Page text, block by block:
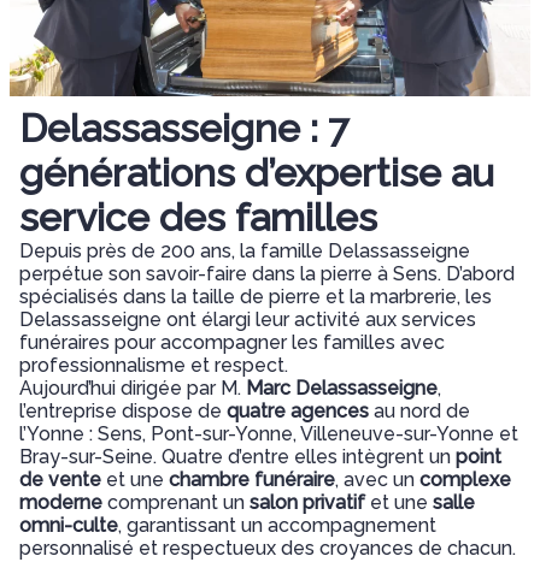
Delassasseigne : 7
générations d’expertise au
service des familles
Depuis près de 200 ans, la famille Delassasseigne
perpétue son savoir-faire dans la pierre à Sens. D’abord
spécialisés dans la taille de pierre et la marbrerie, les
Delassasseigne ont élargi leur activité aux services
funéraires pour accompagner les familles avec
professionnalisme et respect.
Aujourd’hui dirigée par M. Marc Delassasseigne,
l’entreprise dispose de quatre agences au nord de
l’Yonne : Sens, Pont-sur-Yonne, Villeneuve-sur-Yonne et
Bray-sur-Seine. Quatre d’entre elles intègrent un point
de vente et une chambre funéraire, avec un complexe
moderne comprenant un salon privatifet une salle
omni-culte, garantissant un accompagnement
personnalisé et respectueux des croyances de chacun.